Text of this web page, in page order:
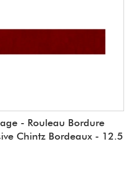
- Rouleau Bordure
Chintz Bordeaux - 12.5